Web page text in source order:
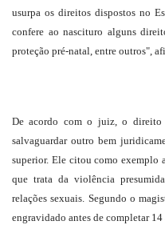
usurpa os direitos dispostos no
confere ao nascituro alguns
proteção pré-natal, entre outros",
De acordo com o juiz, o direito
salvaguardar outro bem
superior. Ele citou como exemplo
que trata da violência
relações sexuais. Segundo o
engravidado antes de completar